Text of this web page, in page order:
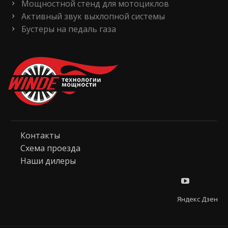
Мощностной стенд для мотоциклов
Активный звук выхлопной системы
Бустеры на педаль газа
Контакты
Схема проезда
Наши дилеры
Яндекс Дзен